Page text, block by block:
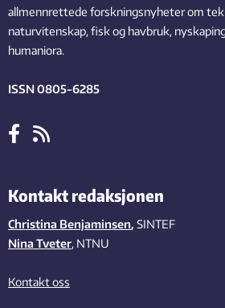
allmennrettede forskningsnyheter om
naturvitenskap, fisk og havbruk,
humaniora.
ISSN 0805-6285
Kontakt redaksjonen
Christina Benjaminsen, SINTEF
Nina Tveter, NTNU
Kontakt oss